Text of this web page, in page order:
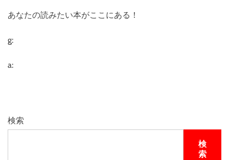
あなたの読みたい本がここにある！
g:
a:
検索
検
索